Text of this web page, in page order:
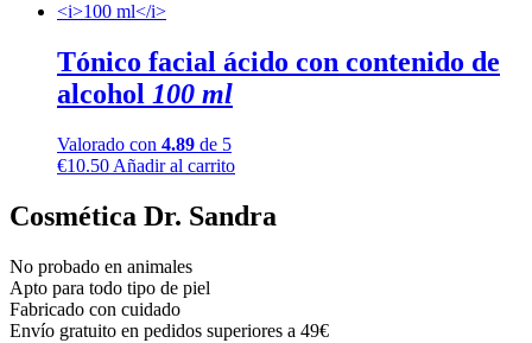
Tónico facial ácido con contenido de
alcohol 100 ml
Valorado con 4.89 de 5
€10.50 Añadir al carrito
Cosmética Dr. Sandra
No probado en animales
Apto para todo tipo de piel
Fabricado con cuidado
Envío gratuito en pedidos superiores a 49€